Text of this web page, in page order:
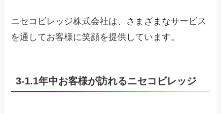
ニセコビレッジ株式会社は、さまざまなサービス
を通してお客様に笑顔を提供しています。
3-1.1年中お客様が訪れるニセコビレッジ